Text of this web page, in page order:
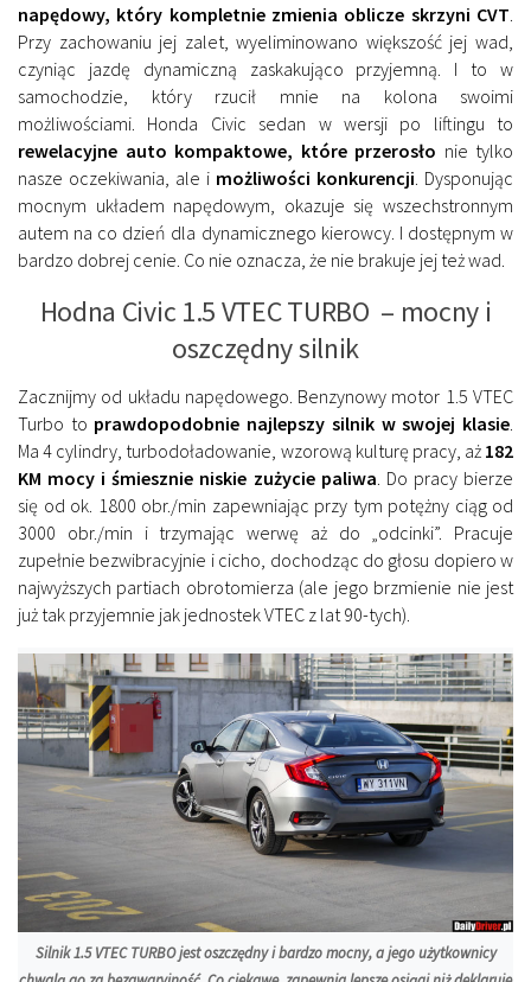
napędowy, który kompletnie zmienia oblicze skrzyni CVT
Przy zachowaniu jej zalet, wyeliminowano większość jej wad,
czyniąc jazdę dynamiczną zaskakująco przyjemną. I to w
samochodzie, który rzucił mnie na kolona swoimi
możliwościami. Honda Civic sedan w wersji po liftingu to
rewelacyjne auto kompaktowe, które przerosło nie tylko
nasze oczekiwania, ale i możliwości konkurencji . Dysponując
mocnym układem napędowym, okazuje się wszechstronnym
autem na co dzień dla dynamicznego kierowcy. I dostępnym w
bardzo dobrej cenie. Co nie oznacza, że nie brakuje jej też wad.
Hodna Civic 1.5 VTEC TURBO – mocny i
oszczędny silnik
Zacznijmy od układu napędowego. Benzynowy motor 1.5 VTEC
Turbo to prawdopodobnie najlepszy silnik w swojej klasie
Ma 4 cylindry, turbodoładowanie, wzorową kulturę pracy, aż 182
KM mocy i śmiesznie niskie zużycie paliwa . Do pracy bierze
się od ok. 1800 obr./min zapewniając przy tym potężny ciąg od
3000 obr./min i trzymając werwę aż do „odcinki”. Pracuje
zupełnie bezwibracyjnie i cicho, dochodząc do głosu dopiero w
najwyższych partiach obrotomierza (ale jego brzmienie nie jest
już tak przyjemnie jak jednostek VTEC z lat 90-tych).
Silnik 1.5 VTEC TURBO jest oszczędny i bardzo mocny, a jego użytkownicy